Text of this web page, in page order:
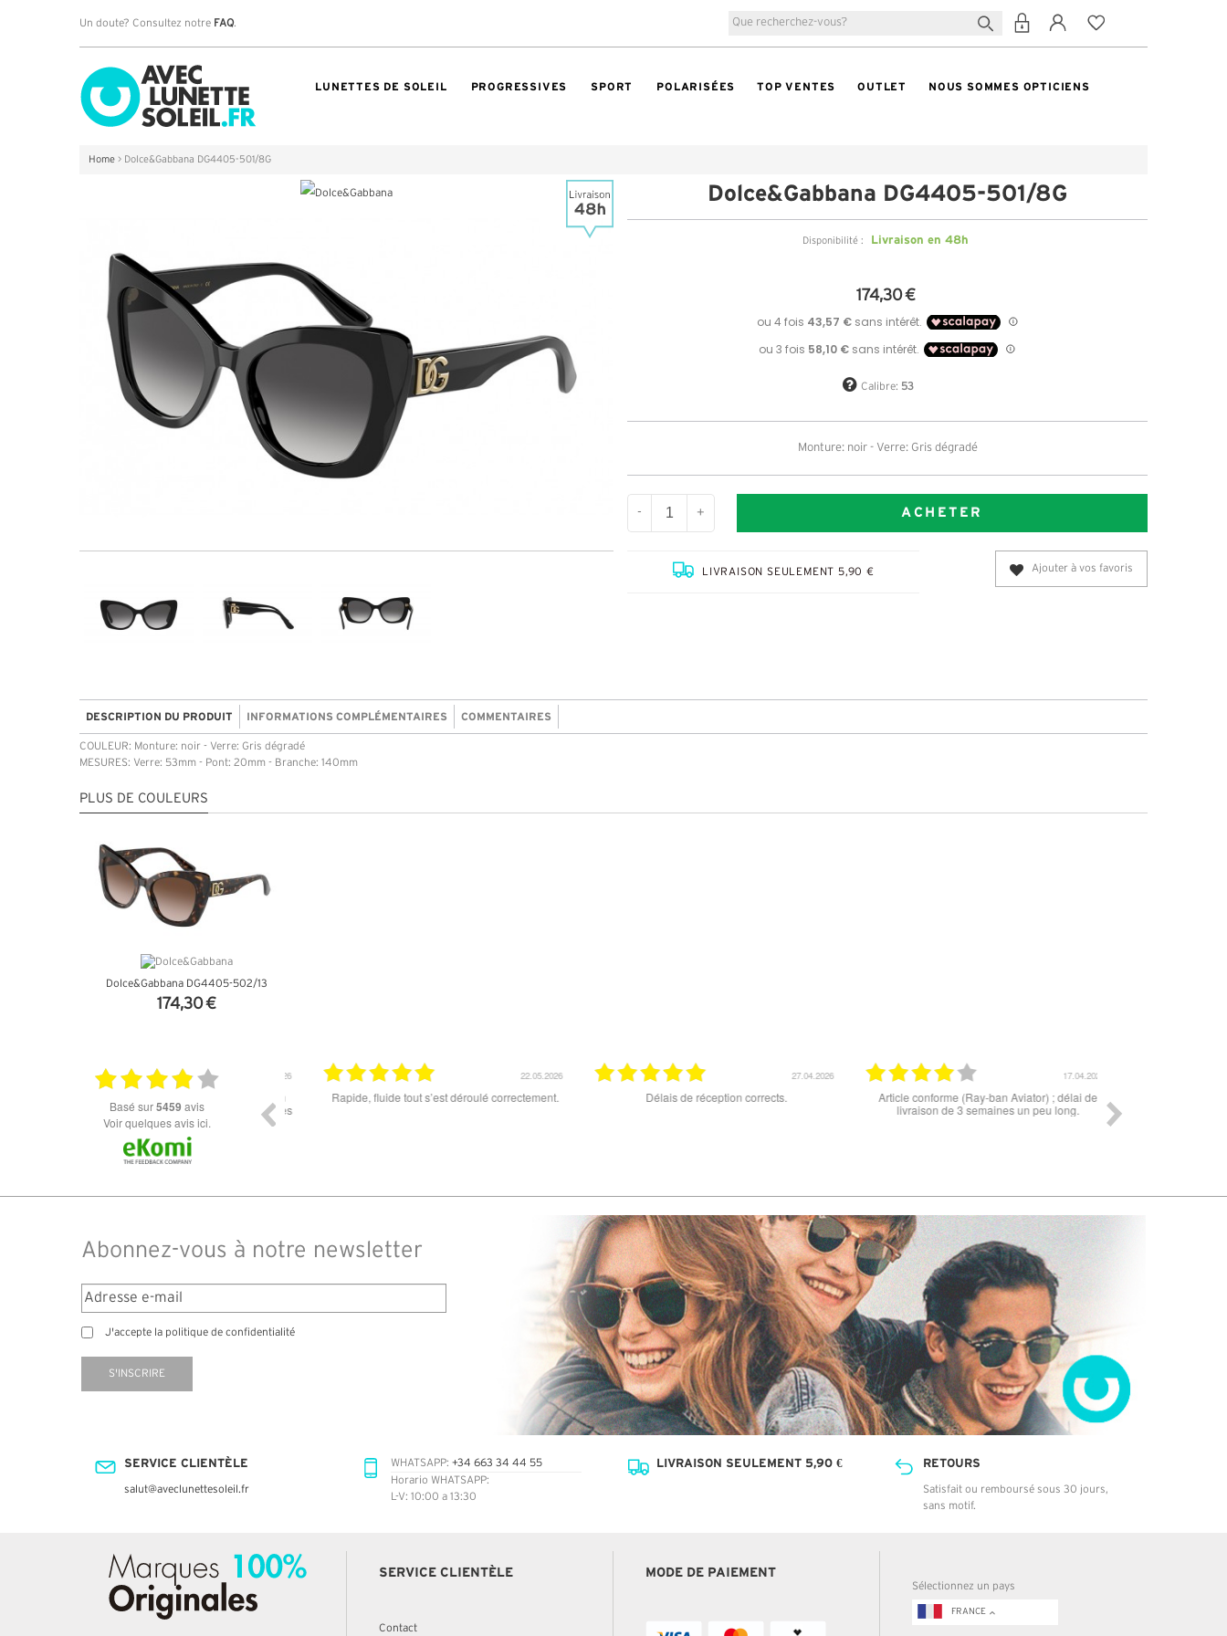
Un doute? Consultez notre FAQ.
LUNETTES DE SOLEIL PROGRESSIVES SPORT POLARISÉES TOP VENTES OUTLET NOUS SOMMES OPTICIENS
Home > Dolce&Gabbana DG4405-501/8G
Dolce&Gabbana DG4405-501/8G
Disponibilité : Livraison en 48h
174,30 €
Calibre: 53
Monture: noir - Verre: Gris dégradé
- + ACHETER
LIVRAISON SEULEMENT 5,90 € Ajouter à vos favoris
DESCRIPTION DU PRODUIT INFORMATIONS COMPLÉMENTAIRES COMMENTAIRES
COULEUR: Monture: noir - Verre: Gris dégradé
MESURES: Verre: 53mm - Pont: 20mm - Branche: 140mm
PLUS DE COULEURS
Dolce&Gabbana DG4405-502/13
174,30 €
basé sur5459 avis
Voir quelques avis ici.
peu longue à mon goût. Cependant les lunettes
sont top !!
22.05.2026
Rapide, fluide tout s’est déroulé correctement.
27.04.2026
Délais de réception corrects.
17.04.2026
Article conforme (Ray-ban Aviator) ; délai de
livraison de 3 semaines un peu long.
Abonnez-vous à notre newsletter
J'accepte la politique de confidentialité
S'INSCRIRE
SERVICE CLIENTÈLE
salut@aveclunettesoleil.fr
WHATSAPP: +34 663 34 44 55
Horario WHATSAPP:
L-V: 10:00 a 13:30
LIVRAISON SEULEMENT 5,90 € RETOURS
Satisfait ou remboursé sous 30 jours,
sans motif.
SERVICE CLIENTÈLE
Contact
MODE DE PAIEMENT
Sélectionnez un pays
FRANCE